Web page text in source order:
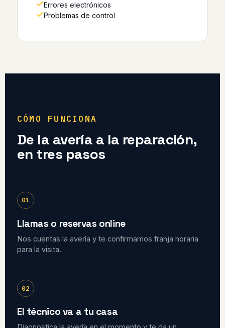
Errores electrónicos
Problemas de control
CÓMO FUNCIONA
De la avería a la reparación,
en tres pasos
01
Llamas o reservas online
Nos cuentas la avería y te confirmamos franja horaria
para la visita.
02
El técnico va a tu casa